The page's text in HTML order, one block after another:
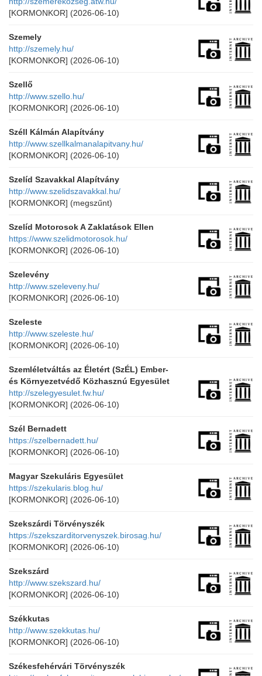
[KORMONKOR] (2026-06-10)
Szemely
http://szemely.hu/
[KORMONKOR] (2026-06-10)
Szellő
http://www.szello.hu/
[KORMONKOR] (2026-06-10)
Széll Kálmán Alapítvány
http://www.szellkalmanalapitvany.hu/
[KORMONKOR] (2026-06-10)
Szelíd Szavakkal Alapítvány
http://www.szelidszavakkal.hu/
[KORMONKOR] (megszűnt)
Szelíd Motorosok A Zaklatások Ellen
https://www.szelidmotorosok.hu/
[KORMONKOR] (2026-06-10)
Szelevény
http://www.szeleveny.hu/
[KORMONKOR] (2026-06-10)
Szeleste
http://www.szeleste.hu/
[KORMONKOR] (2026-06-10)
Szemléletváltás az Életért (SzÉL) Ember-
és Környezetvédő Közhasznú Egyesület
http://szelegyesulet.fw.hu/
[KORMONKOR] (2026-06-10)
Szél Bernadett
https://szelbernadett.hu/
[KORMONKOR] (2026-06-10)
Magyar Szekuláris Egyesület
https://szekularis.blog.hu/
[KORMONKOR] (2026-06-10)
Szekszárdi Törvényszék
https://szekszarditorvenyszek.birosag.hu/
[KORMONKOR] (2026-06-10)
Szekszárd
http://www.szekszard.hu/
[KORMONKOR] (2026-06-10)
Székkutas
http://www.szekkutas.hu/
[KORMONKOR] (2026-06-10)
Székesfehérvári Törvényszék